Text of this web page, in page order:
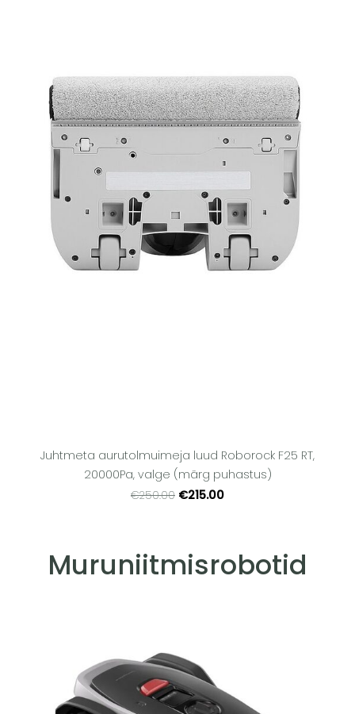
Juhtmeta aurutolmuimeja luud Roborock F25 RT,
20000Pa, valge (märg puhastus)
€250.00 €215.00
Muruniitmisrobotid